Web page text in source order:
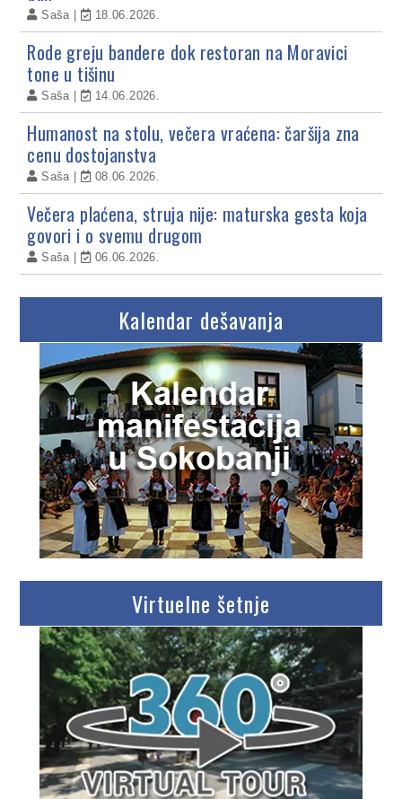
Saša 18.06.2026.
Rode greju bandere dok restoran na Moravici
tone u tišinu
Saša 14.06.2026.
Humanost na stolu, večera vraćena: čaršija zna
cenu dostojanstva
Saša 08.06.2026.
Večera plaćena, struja nije: maturska gesta koja
govori i o svemu drugom
Saša 06.06.2026.
Kalendar dešavanja
Virtuelne šetnje